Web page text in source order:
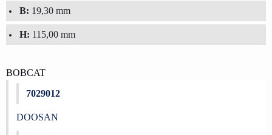
B: 19,30 mm
H: 115,00 mm
BOBCAT
7029012
DOOSAN